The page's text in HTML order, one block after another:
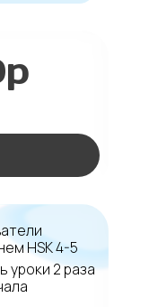
HSK 4-5
уроки 2 раза